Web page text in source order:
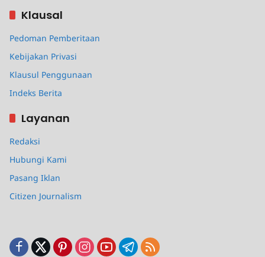
Klausal
Pedoman Pemberitaan
Kebijakan Privasi
Klausul Penggunaan
Indeks Berita
Layanan
Redaksi
Hubungi Kami
Pasang Iklan
Citizen Journalism